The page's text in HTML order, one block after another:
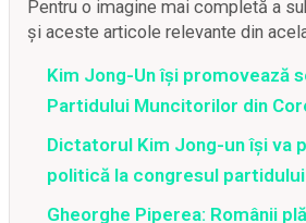
Pentru o imagine mai completă a
și aceste articole relevante din
Kim Jong-Un își promovează
Partidului Muncitorilor din
Dictatorul Kim Jong-un își va
politică la congresul partidului
Gheorghe Piperea: Românii